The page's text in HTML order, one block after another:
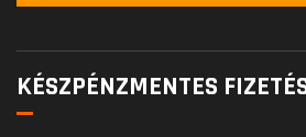
KÉSZPÉNZMENTES